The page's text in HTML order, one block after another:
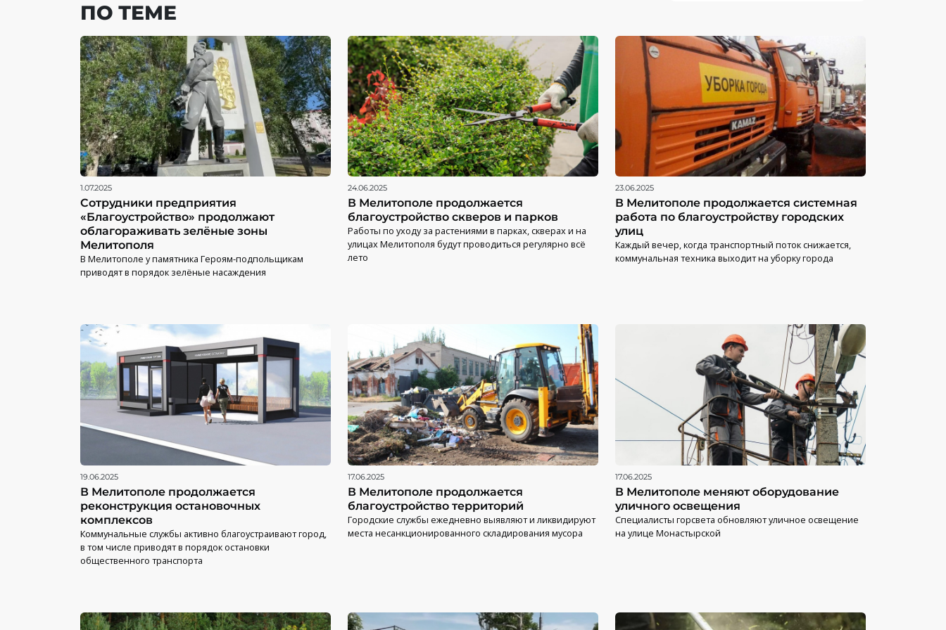
ПО ТЕМЕ
1.07.2025
Сотрудники предприятия
«Благоустройство» продолжают
облагораживать зелёные зоны
Мелитополя
В Мелитополе у памятника Героям-подпольщикам
приводят в порядок зелёные насаждения
24.06.2025
В Мелитополе продолжается
благоустройство скверов и парков
Работы по уходу за растениями в парках, скверах и на
улицах Мелитополя будут проводиться регулярно всё
лето
23.06.2025
В Мелитополе продолжается системная
работа по благоустройству городских
улиц
Каждый вечер, когда транспортный поток снижается,
коммунальная техника выходит на уборку города
19.06.2025
В Мелитополе продолжается
реконструкция остановочных
комплексов
Коммунальные службы активно благоустраивают город,
в том числе приводят в порядок остановки
общественного транспорта
17.06.2025
В Мелитополе продолжается
благоустройство территорий
Городские службы ежедневно выявляют и ликвидируют
места несанкционированного складирования мусора
17.06.2025
В Мелитополе меняют оборудование
уличного освещения
Специалисты горсвета обновляют уличное освещение
на улице Монастырской